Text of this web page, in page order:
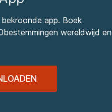
app. Boek
wereldwijd en